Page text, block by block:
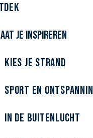
je inspireren
Kies je strand
Sport en
In de buitenlucht
MET
MEE